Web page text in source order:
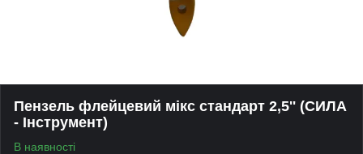
Пензель флейцевий мікс стандарт 2,5'' (СИЛА
- Інструмент)
В наявності